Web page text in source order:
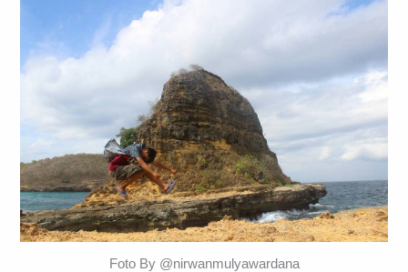
Foto By @nirwanmulyawardana